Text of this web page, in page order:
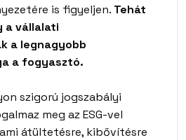
is figyeljen. Tehát
a vállalati
a legnagyobb
a fogyasztó.
szigorú jogszabályi
meg az ESG-vel
átültetésre, kibővítésre